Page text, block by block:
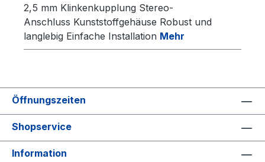
2,5 mm Klinkenkupplung Stereo-
Anschluss Kunststoffgehäuse Robust und
langlebig Einfache Installation Mehr
Öffnungszeiten
Shopservice
Information